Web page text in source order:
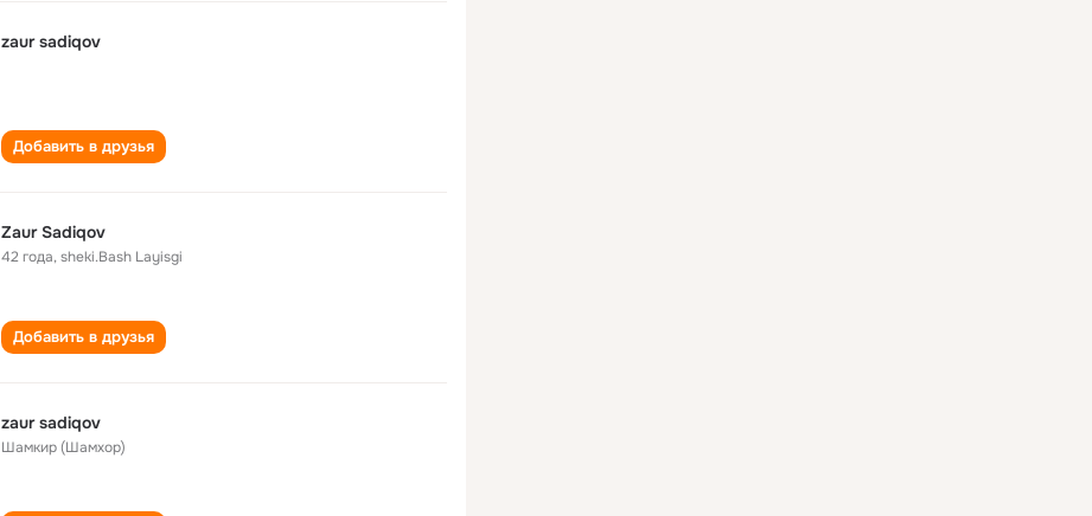
zaur sadiqov
Добавить в друзья
Zaur Sadiqov
42 года,sheki.Bash Layisgi
Добавить в друзья
zaur sadiqov
Шамкир (Шамхор)